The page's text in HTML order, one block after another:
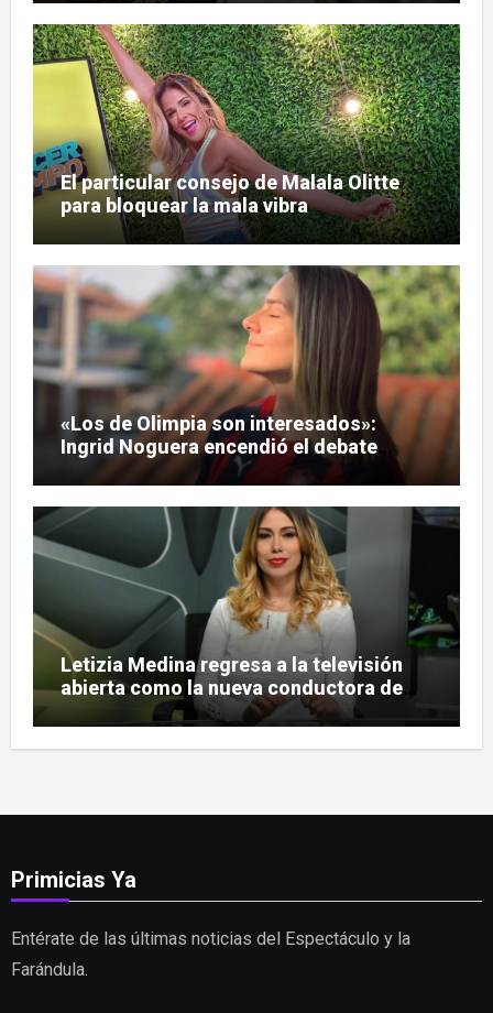
El particular consejo de Malala Olitte
para bloquear la mala vibra
«Los de Olimpia son interesados»:
Ingrid Noguera encendió el debate
sobre las hinchadas
Letizia Medina regresa a la televisión
abierta como la nueva conductora de
«Pulso Urbano»
Primicias Ya
Entérate de las últimas noticias del Espectáculo y la
Farándula.